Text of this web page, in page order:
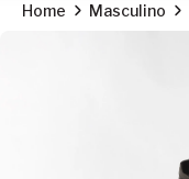
Home Masculino